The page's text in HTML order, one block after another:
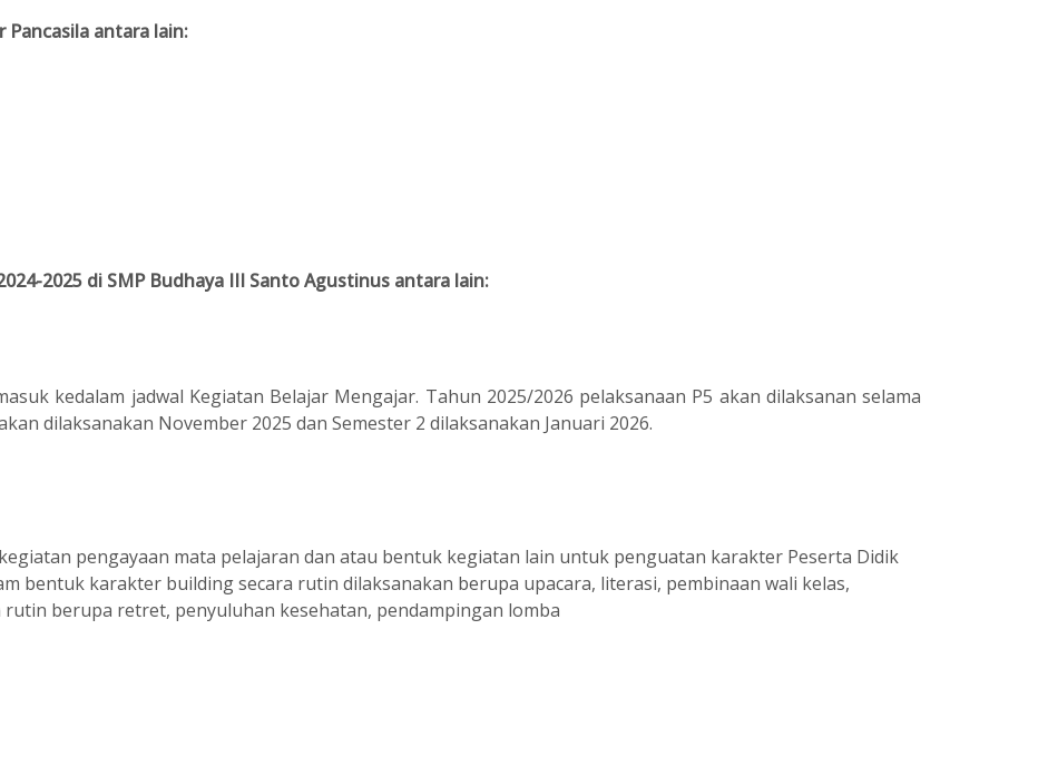
Pancasila antara lain:
2025 di SMP Budhaya III Santo Agustinus antara lain:
kedalam jadwal Kegiatan Belajar Mengajar. Tahun 2025/2026 pelaksanaan P5 akan dilaksanan selama
dilaksanakan November 2025 dan Semester 2 dilaksanakan Januari 2026.
pengayaan mata pelajaran dan atau bentuk kegiatan lain untuk penguatan karakter Peserta Didik
bentuk karakter building secara rutin dilaksanakan berupa upacara, literasi, pembinaan wali kelas,
berupa retret, penyuluhan kesehatan, pendampingan lomba